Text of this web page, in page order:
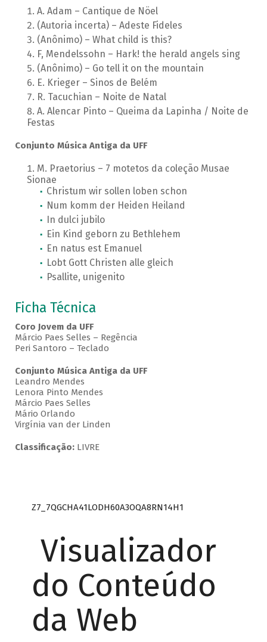
A. Adam – Cantique de Nöel
(Autoria incerta) – Adeste Fideles
(Anônimo) – What child is this?
F, Mendelssohn – Hark! the herald angels sing
(Anônimo) – Go tell it on the mountain
E. Krieger – Sinos de Belém
R. Tacuchian – Noite de Natal
A. Alencar Pinto – Queima da Lapinha / Noite de
Festas
Conjunto Música Antiga da UFF
M. Praetorius – 7 motetos da coleção Musae
Sionae
Christum wir sollen loben schon
Num komm der Heiden Heiland
In dulci jubilo
Ein Kind geborn zu Bethlehem
En natus est Emanuel
Lobt Gott Christen alle gleich
Psallite, unigenito
Ficha Técnica
Coro Jovem da UFF
Márcio Paes Selles – Regência
Peri Santoro – Teclado
Conjunto Música Antiga da UFF
Leandro Mendes
Lenora Pinto Mendes
Márcio Paes Selles
Mário Orlando
Virgínia van der Linden
Classificação:LIVRE
Z7_7QGCHA41LODH60A3OQA8RN14H1
Visualizador
do Conteúdo
da Web